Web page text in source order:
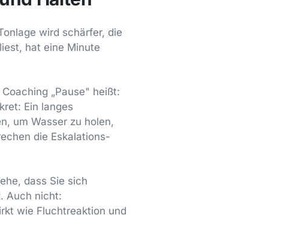
wird schärfer, die
hat eine Minute
„Pause" heißt:
Ein langes
um Wasser zu holen,
die Eskalations-
dass Sie sich
Auch nicht:
wie Fluchtreaktion und